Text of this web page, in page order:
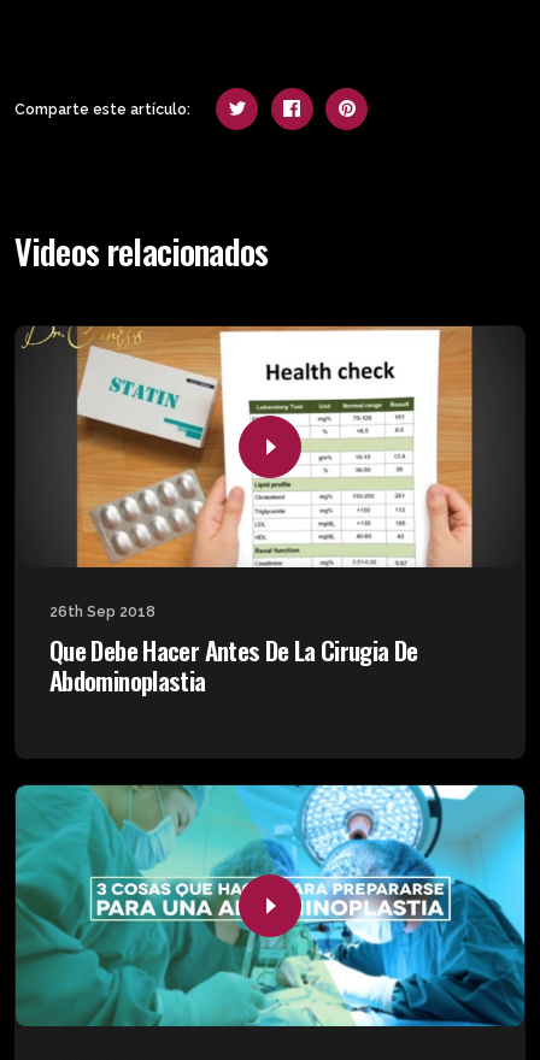
Comparte este artículo:
Videos relacionados
26th Sep 2018
Que Debe Hacer Antes De La Cirugia De
Abdominoplastia